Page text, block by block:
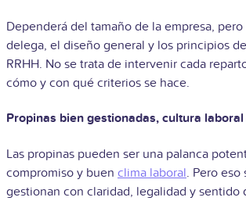
Dependerá del tamaño de la empresa,
delega, el diseño general y los principios
RRHH. No se trata de intervenir cada
cómo y con qué criterios se hace.
Propinas bien gestionadas, cultura
Las propinas pueden ser una palanca
compromiso y buen clima laboral. Pero eso
gestionan con claridad, legalidad y sentido